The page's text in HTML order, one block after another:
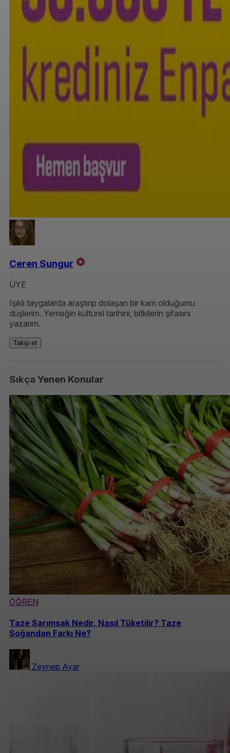
Ceren Sungur
ÜYE
Işıklı taygalarda araştırıp dolaşan bir kam olduğumu
düşlerim. Yemeğin kültürel tarihini, bitkilerin şifasını
yazarım.
Takip et
Sıkça Yenen Konular
ÖĞREN
Taze Sarımsak Nedir, Nasıl Tüketilir? Taze
Soğandan Farkı Ne?
Zeynep Ayar